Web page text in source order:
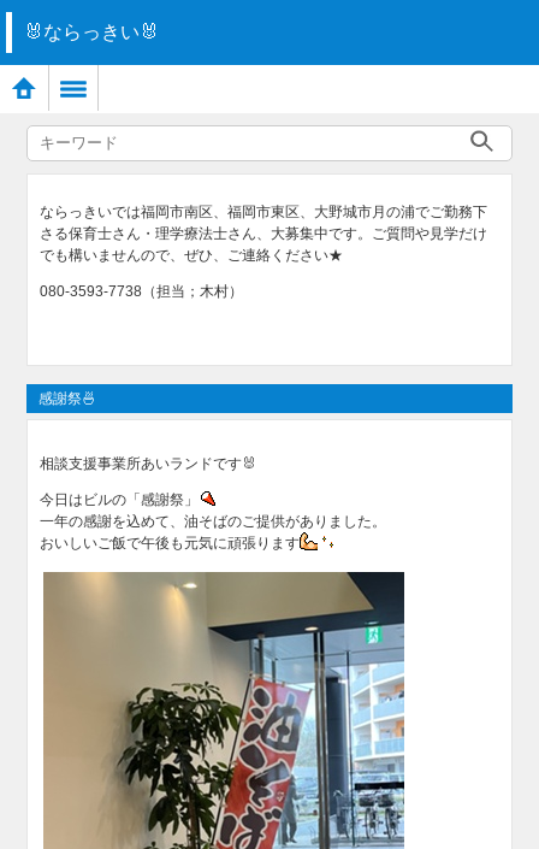
🐰ならっきい🐰
ならっきいでは福岡市南区、福岡市東区、大野城市月の浦でご勤務下
さる保育士さん・理学療法士さん、大募集中です。ご質問や見学だけ
でも構いませんので、ぜひ、ご連絡ください★
080-3593-7738（担当；木村）
感謝祭🍜
相談支援事業所あいランドです🐰
今日はビルの「感謝祭」
一年の感謝を込めて、油そばのご提供がありました。
おいしいご飯で午後も元気に頑張ります